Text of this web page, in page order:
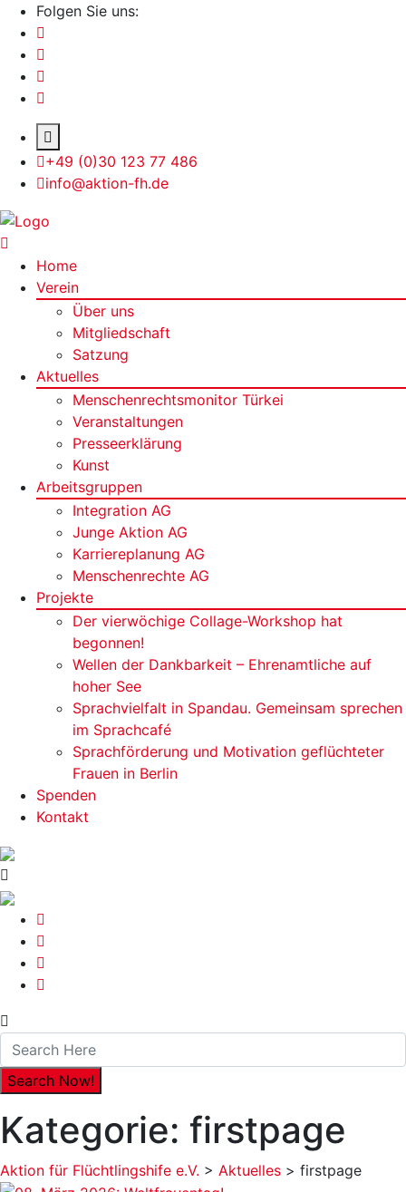
Folgen Sie uns:
+49 (0)30 123 77 486
info@aktion-fh.de
Home
Verein
Über uns
Mitgliedschaft
Satzung
Aktuelles
Menschenrechtsmonitor Türkei
Veranstaltungen
Presseerklärung
Kunst
Arbeitsgruppen
Integration AG
Junge Aktion AG
Karriereplanung AG
Menschenrechte AG
Projekte
Der vierwöchige Collage-Workshop hat
begonnen!
Wellen der Dankbarkeit – Ehrenamtliche auf
hoher See
Sprachvielfalt in Spandau. Gemeinsam sprechen
im Sprachcafé
Sprachförderung und Motivation geflüchteter
Frauen in Berlin
Spenden
Kontakt
Kategorie: firstpage
Aktion für Flüchtlingshife e.V. > Aktuelles > firstpage